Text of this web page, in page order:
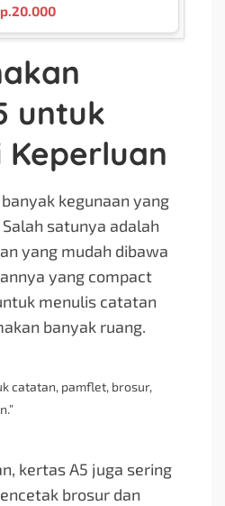
20.000
untuk
kegunaan yang
satunya adalah
yang mudah dibawa
yang compact
menulis catatan
banyak ruang.
catatan, pamflet, brosur,
kertas A5 juga sering
brosur dan